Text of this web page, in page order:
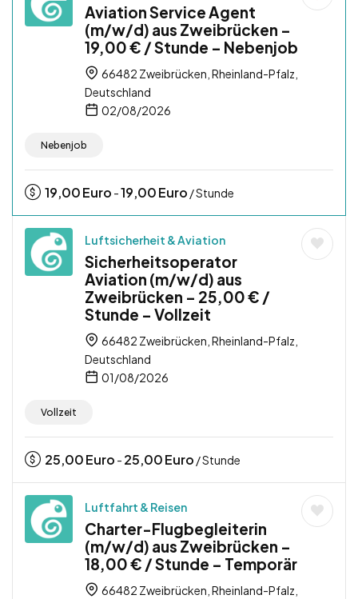
Aviation Service Agent
(m/w/d) aus Zweibrücken –
19,00 € / Stunde – Nebenjob
66482 Zweibrücken, Rheinland-Pfalz,
Deutschland
02/08/2026
Nebenjob
19,00Euro -19,00Euro / Stunde
Luftsicherheit & Aviation
Sicherheitsoperator
Aviation (m/w/d) aus
Zweibrücken – 25,00 € /
Stunde – Vollzeit
66482 Zweibrücken, Rheinland-Pfalz,
Deutschland
01/08/2026
Vollzeit
25,00Euro - 25,00Euro / Stunde
Luftfahrt & Reisen
Charter-Flugbegleiterin
(m/w/d) aus Zweibrücken –
18,00 € / Stunde – Temporär
66482 Zweibrücken, Rheinland-Pfalz,